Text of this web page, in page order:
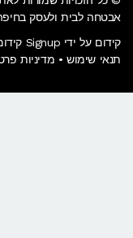
אבטחה לבית ולעסק
קידום על ידי Signup קידום אתרים
תנאי שימוש • מדיניות